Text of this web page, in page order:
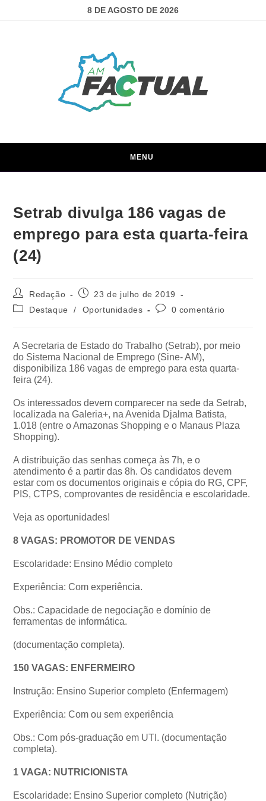
8 DE AGOSTO DE 2026
MENU
Setrab divulga 186 vagas de
emprego para esta quarta-feira
(24)
Redação
23 de julho de 2019
Destaque
/ Oportunidades 0 comentário
A Secretaria de Estado do Trabalho (Setrab), por meio
do Sistema Nacional de Emprego (Sine- AM),
disponibiliza 186 vagas de emprego para esta quarta-
feira (24).
Os interessados devem comparecer na sede da Setrab,
localizada na Galeria+, na Avenida Djalma Batista,
1.018 (entre o Amazonas Shopping e o Manaus Plaza
Shopping).
A distribuição das senhas começa às 7h, e o
atendimento é a partir das 8h. Os candidatos devem
estar com os documentos originais e cópia do RG, CPF,
PIS, CTPS, comprovantes de residência e escolaridade.
Veja as oportunidades!
8 VAGAS: PROMOTOR DE VENDAS
Escolaridade: Ensino Médio completo
Experiência: Com experiência.
Obs.: Capacidade de negociação e domínio de
ferramentas de informática.
(documentação completa).
150 VAGAS: ENFERMEIRO
Instrução: Ensino Superior completo (Enfermagem)
Experiência: Com ou sem experiência
Obs.: Com pós-graduação em UTI. (documentação
completa).
1 VAGA: NUTRICIONISTA
Escolaridade: Ensino Superior completo (Nutrição)